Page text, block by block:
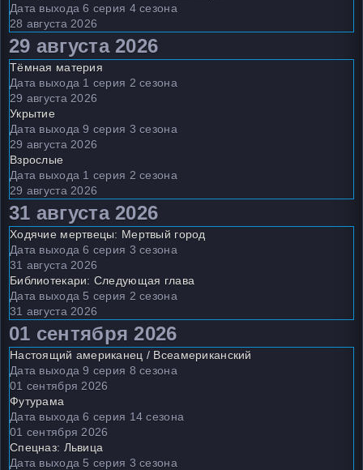
Дата выхода 6 серия 4 сезона
28 августа 2026
29 августа 2026
Тёмная материя
Дата выхода 1 серия 2 сезона
29 августа 2026
Укрытие
Дата выхода 9 серия 3 сезона
29 августа 2026
Взрослые
Дата выхода 1 серия 2 сезона
29 августа 2026
31 августа 2026
Ходячие мертвецы: Мертвый город
Дата выхода 6 серия 3 сезона
31 августа 2026
Библиотекари: Следующая глава
Дата выхода 5 серия 2 сезона
31 августа 2026
01 сентября 2026
Настоящий американец / Всеамериканский
Дата выхода 9 серия 8 сезона
01 сентября 2026
Футурама
Дата выхода 6 серия 14 сезона
01 сентября 2026
Спецназ: Львица
Дата выхода 5 серия 3 сезона